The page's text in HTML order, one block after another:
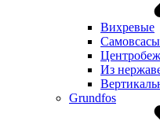
Вихревые
Из
Grundfos